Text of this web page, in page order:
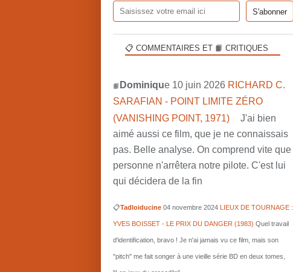
📋 COMMENTAIRES ET 📙 CRITIQUES
📙 Dominique 10 juin 2026 RICHARD C.
SARAFIAN - POINT LIMITE ZÉRO
(VANISHING POINT, 1971)
J'ai bien
aimé aussi ce film, que je ne connaissais
pas. Belle analyse. On comprend vite que
personne n'arrêtera notre pilote. C'est lui
qui décidera de la fin
📋Tadloiducine 04 novembre 2024 LIEUX DE TOURNAGE :
YVES BOISSET - LE PRIX DU DANGER (1983) Quel travail
d'identification, bravo ! Je n'ai jamais vu ce film, mais son
"pitch" me fait songer à une vieille série BD en deux tomes,